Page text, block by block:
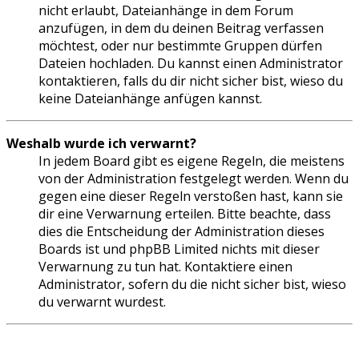
nicht erlaubt, Dateianhänge in dem Forum
anzufügen, in dem du deinen Beitrag verfassen
möchtest, oder nur bestimmte Gruppen dürfen
Dateien hochladen. Du kannst einen Administrator
kontaktieren, falls du dir nicht sicher bist, wieso du
keine Dateianhänge anfügen kannst.
Weshalb wurde ich verwarnt?
In jedem Board gibt es eigene Regeln, die meistens
von der Administration festgelegt werden. Wenn du
gegen eine dieser Regeln verstoßen hast, kann sie
dir eine Verwarnung erteilen. Bitte beachte, dass
dies die Entscheidung der Administration dieses
Boards ist und phpBB Limited nichts mit dieser
Verwarnung zu tun hat. Kontaktiere einen
Administrator, sofern du die nicht sicher bist, wieso
du verwarnt wurdest.